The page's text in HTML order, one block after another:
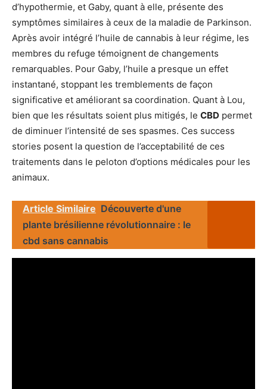
d’hypothermie, et Gaby, quant à elle, présente des
symptômes similaires à ceux de la maladie de Parkinson.
Après avoir intégré l’huile de cannabis à leur régime, les
membres du refuge témoignent de changements
remarquables. Pour Gaby, l’huile a presque un effet
instantané, stoppant les tremblements de façon
significative et améliorant sa coordination. Quant à Lou,
bien que les résultats soient plus mitigés, le CBD permet
de diminuer l’intensité de ses spasmes. Ces success
stories posent la question de l’acceptabilité de ces
traitements dans le peloton d’options médicales pour les
animaux.
Article Similaire Découverte d'une
plante brésilienne révolutionnaire : le
cbd sans cannabis